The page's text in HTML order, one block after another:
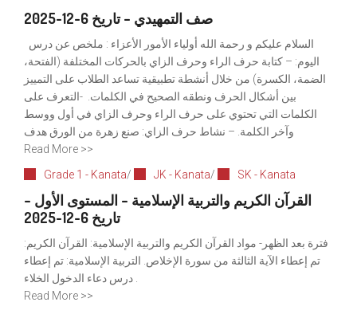
صف التمهيدي – تاريخ 6-12-2025
اليوم: – كتابة حرف الراء وحرف الزاي بالحركات المختلفة (الفتحة،
الضمة، الكسرة) من خلال أنشطة تطبيقية تساعد الطلاب على التمييز
بين أشكال الحرف ونطقه الصحيح في الكلمات. -التعرف على
الكلمات التي تحتوي على حرف الراء وحرف الزاي في أول ووسط
وآخر الكلمة. – نشاط حرف الزاي: صنع زهرة من الورق هدف
Read More >>
Grade 1 - Kanata/ JK - Kanata/ SK - Kanata
القرآن الكريم والتربية الإسلامية – المستوى الأول –
تاريخ 6-12-2025
فترة بعد الظهر- مواد القرآن الكريم والتربية الإسلامية: القرآن الكريم:
تم إعطاء الآية الثالثة من سورة الإخلاص. التربية الإسلامية: تم إعطاء
Read More >>